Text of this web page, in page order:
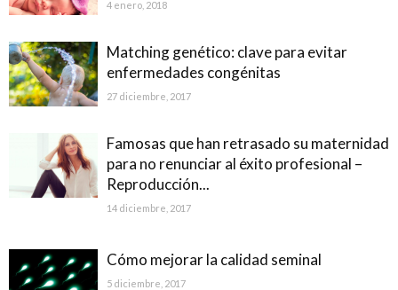
4 enero, 2018
Matching genético: clave para evitar
enfermedades congénitas
27 diciembre, 2017
Famosas que han retrasado su maternidad
para no renunciar al éxito profesional –
Reproducción...
14 diciembre, 2017
Cómo mejorar la calidad seminal
5 diciembre, 2017